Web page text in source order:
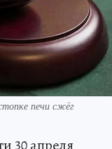
печи сжёг
30 апреля